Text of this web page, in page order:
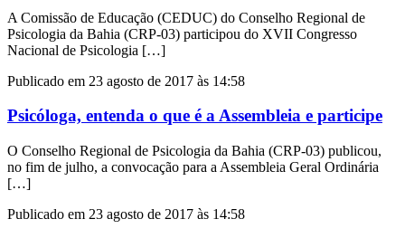
A Comissão de Educação (CEDUC) do Conselho Regional de
Psicologia da Bahia (CRP-03) participou do XVII Congresso
Nacional de Psicologia […]
Publicado em 23 agosto de 2017 às 14:58
Psicóloga, entenda o que é a Assembleia e participe
O Conselho Regional de Psicologia da Bahia (CRP-03) publicou,
no fim de julho, a convocação para a Assembleia Geral Ordinária
[…]
Publicado em 23 agosto de 2017 às 14:58